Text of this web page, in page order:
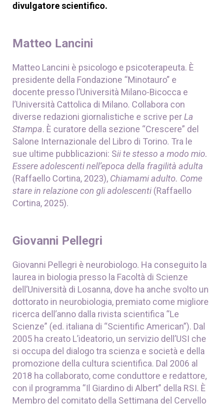
divulgatore scientifico.
Matteo Lancini
Matteo Lancini è psicologo e psicoterapeuta. È
presidente della Fondazione “Minotauro” e
docente presso l’Università Milano-Bicocca e
l’Università Cattolica di Milano. Collabora con
diverse redazioni giornalistiche e scrive perLa
Stampa. È curatore della sezione “Crescere” del
Salone Internazionale del Libro di Torino. Tra le
sue ultime pubblicazioni: Sii te stesso a modo mio.
Essereadolescenti nell’epoca della fragilità adulta
(Raffaello Cortina, 2023), Chiamami adulto. Come
stare in relazionecon gli adolescenti (Raffaello
Cortina, 2025).
Giovanni Pellegri
Giovanni Pellegri è neurobiologo. Ha conseguito la
laurea in biologia presso la Facoltà di Scienze
dell’Università di Losanna, dove ha anche svolto un
dottorato in neurobiologia, premiato come migliore
ricerca dell’anno dalla rivista scientifica “Le
Scienze” (ed. italiana di “Scientific American”). Dal
2005 ha creato L’ideatorio, un servizio dell’USI che
si occupa del dialogo tra scienza e società e della
promozione della cultura scientifica. Dal 2006 al
2018 ha collaborato, come conduttore e redattore,
con il programma “Il Giardino di Albert” della RSI. È
Membro del comitato della Settimana del Cervello